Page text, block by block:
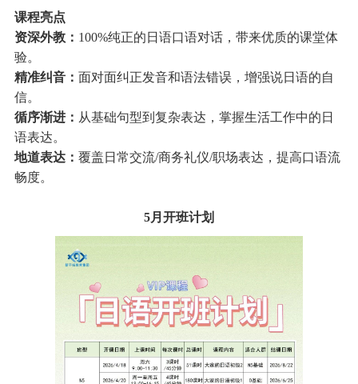
课程亮点
资深外教： 100%纯正的日语口语对话，带来优质的课堂体
验。
精准纠音： 面对面纠正发音和语法错误，增强说日语的自
信。
循序渐进： 从基础句型到复杂表达，掌握生活工作中的日
语表达。
地道表达： 覆盖日常交流/商务礼仪/职场表达，提高口语流
畅度。
5月开班计划